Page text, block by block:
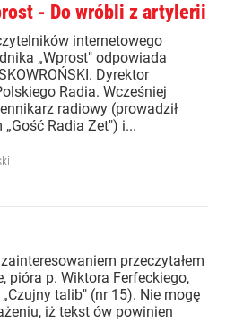
- Do wróbli z artylerii
internetowego
„Wprost" odpowiada
Dyrektor
Radia. Wcześniej
radiowy (prowadził
Radia Zet") i...
przeczytałem
pióra p. Wiktora Ferfeckiego,
talib" (nr 15). Nie mogę
iż tekst ów powinien